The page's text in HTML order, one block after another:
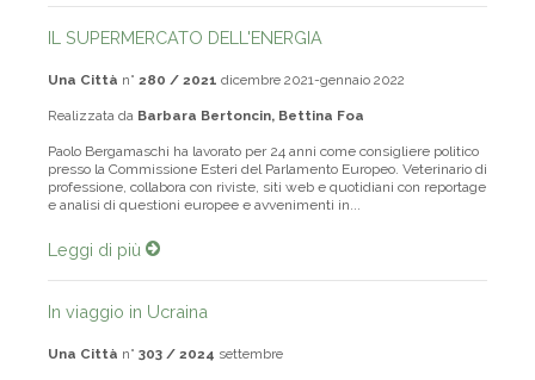
IL SUPERMERCATO DELL'ENERGIA
Una Città n° 280 / 2021 dicembre 2021-gennaio 2022
Realizzata da Barbara Bertoncin, Bettina Foa
Paolo Bergamaschi ha lavorato per 24 anni come consigliere politico
presso la Commissione Esteri del Parlamento Europeo. Veterinario di
professione, collabora con riviste, siti web e quotidiani con reportage
e analisi di questioni europee e avvenimenti in...
Leggi di più
In viaggio in Ucraina
Una Città n° 303 / 2024 settembre